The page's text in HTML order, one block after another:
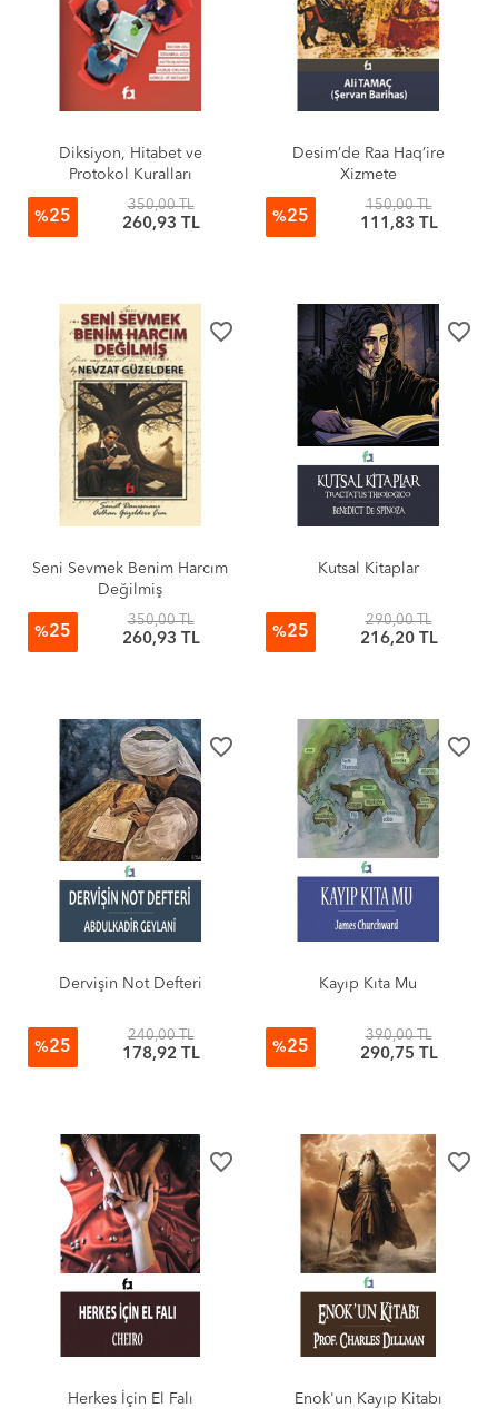
Diksiyon, Hitabet ve
Protokol Kuralları
%25
350,00 TL
260,93 TL
Desim’de Raa Haq’ire
Xizmete
%25
150,00 TL
111,83 TL
favorite_border
Seni Sevmek Benim Harcım
Değilmiş
%25
350,00 TL
260,93 TL
favorite_border
Kutsal Kitaplar
%25
290,00 TL
216,20 TL
favorite_border
Dervişin Not Defteri
%25
240,00 TL
178,92 TL
favorite_border
Kayıp Kıta Mu
%25
390,00 TL
290,75 TL
favorite_border
Herkes İçin El Falı
favorite_border
Enok'un Kayıp Kitabı